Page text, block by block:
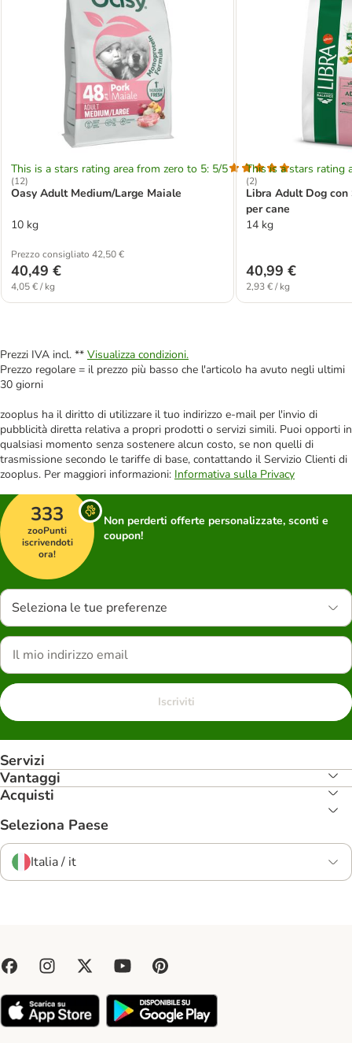
This is a stars rating area from zero to 5: 5/5
(12)
Oasy Adult Medium/Large Maiale
10 kg
Prezzo consigliato 42,50 €
40,49 €
4,05 € / kg
This is a stars rating
(2)
Libra Adult Dog
per cane
14 kg
40,99 €
2,93 € / kg
Prezzi IVA incl. ** Visualizza condizioni.
Prezzo regolare = il prezzo più basso che l'articolo ha avuto negli ultimi
30 giorni
zooplus ha il diritto di utilizzare il tuo indirizzo e-mail per l'invio di
pubblicità diretta relativa a propri prodotti o servizi simili. Puoi opporti in
qualsiasi momento senza sostenere alcun costo, se non quelli di
trasmissione secondo le tariffe di base, contattando il Servizio Clienti di
zooplus. Per maggiori informazioni: Informativa sulla Privacy
333
zooPunti
iscrivendoti
ora!
Non perderti offerte personalizzate, sconti e
coupon!
Seleziona le tue preferenze
Iscriviti
Servizi
Vantaggi
Acquisti
Seleziona Paese
Italia / it